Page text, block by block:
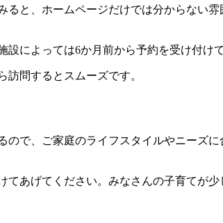
と、ホームページだけでは分からない雰
によっては6か月前から予約を受け付け
問するとスムーズです。
で、ご家庭のライフスタイルやニーズ
あげてください。みなさんの子育てが